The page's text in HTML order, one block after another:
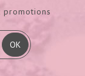
OK